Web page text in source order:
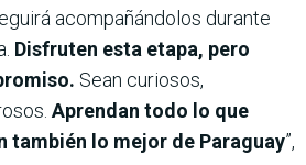
acompañándolos durante
Disfruten esta etapa, pero
Sean curiosos,
Aprendan todo lo que
también lo mejor de Paraguay”,